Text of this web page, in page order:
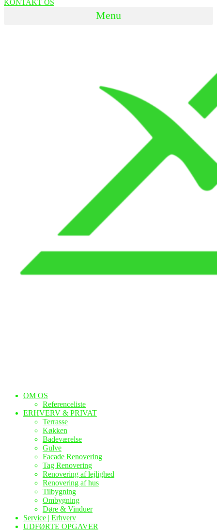
KONTAKT OS
Menu
OM OS
Referenceliste
ERHVERV & PRIVAT
Terrasse
Køkken
Badeværelse
Gulve
Facade Renovering
Tag Renovering
Renovering af lejlighed
Renovering af hus
Tilbygning
Ombygning
Døre & Vinduer
Service | Erhverv
UDFØRTE OPGAVER